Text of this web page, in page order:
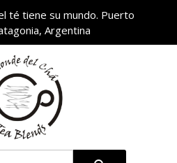
té tiene su mundo. Puerto
Argentina